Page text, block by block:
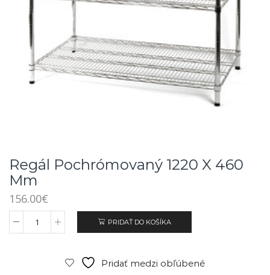
Regál Pochrómovaný 1220 X 460
Mm
156.00€
PRIDAŤ DO KOŠÍKA
Pridať medzi obľúbené